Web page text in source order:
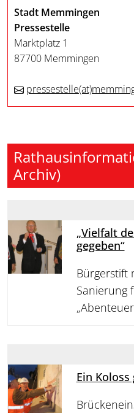
Stadt Memmingen
Pressestelle
Marktplatz 1
87700 Memmingen
pressestelle(at)
Archiv)
„Vielfalt
gegeben“
Bürgerstift
Sanierung
Ein